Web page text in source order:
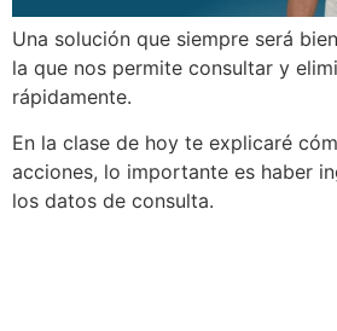
Una solución que siempre será
la que nos permite consultar y
rápidamente.
En la clase de hoy te explicaré
acciones, lo importante es haber
los datos de consulta.